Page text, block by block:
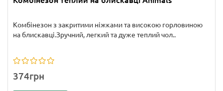
Комбінезон з закритими ніжками та високою горловиною
на блискавці.Зручний, легкий та дуже теплий чол..
374грн